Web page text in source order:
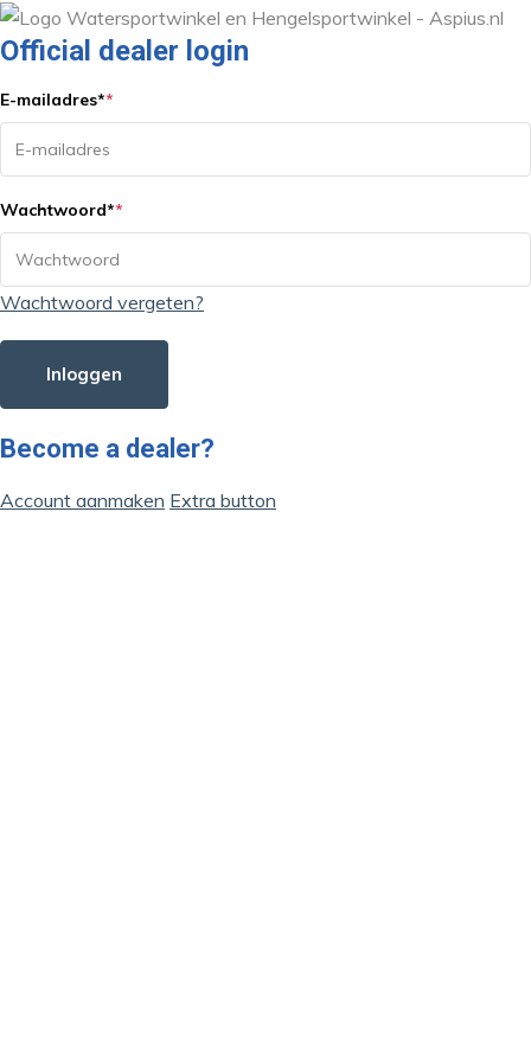
Official dealer login
E-mailadres**
Wachtwoord**
Wachtwoord vergeten?
Inloggen
Become a dealer?
Account aanmaken Extra button